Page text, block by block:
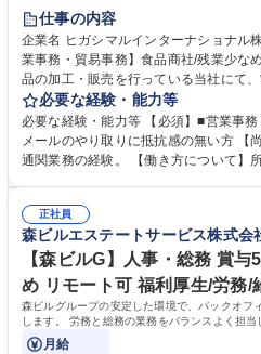
仕事の内容
企業名 ヒガシマルインターナショナル株式会社 求人名 東京
業事務・貿易事務】食品商社/残業少なめ/リモー
品の加工・販売を行っている当社にて
します。営業社員のサポートポジショ
調整まで幅広く対応し、当社事業の根幹を
業務、請求書発行 ■海外工場とのスケ
の確認・作成 ■配送手配 ■通関業者を通
ルプロデュースしているため、商品に
す。 募集職種 東京都中央区【営業事務・貿易事務】食品商社/残業少なめ/
リモート等相談可
必要な経験・能力等
必要な経験・能力等 【必須】■営業事
メールのやり取りに抵抗感の無い方 【
通関業務の経験。 【働き方について】所定労働時間は7時間と短めで、残
の強み】1991年の設立以来、外食産業
ズに沿った冷凍水産物等の生産・輸入
自社工場と海外拠点の強固な連携によ
みです。 学歴・資格 学歴：大学院
正社員
森ビルエステートサービス株式会
【森ビルG】人事・総務 賞
め リモート可 福利厚生/労務/
森ビルグループの安定した環境で、バックオフ
します。 労務と総務の業務をバランスよく担当
にも挑戦できる、やりがいある環境です。
月給